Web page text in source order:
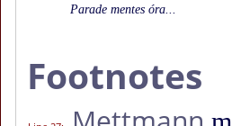
Parade mentes óra...
Footnotes